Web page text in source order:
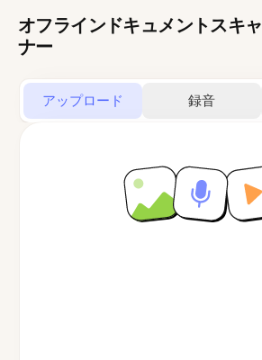
オフラインドキュメントスキャ
ナー
アップロード 録音